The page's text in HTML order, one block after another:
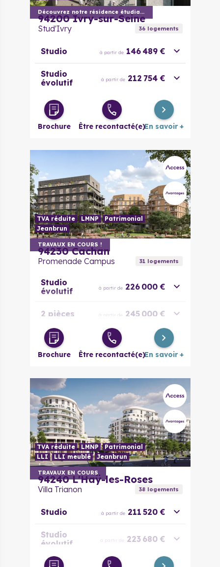
Découvrez notre résidence étudiante
94200 Ivry-sur-Seine
Stud'Ivry 36logements
Studio à partir de 146 489 €
Studio
évolutif
à partir de 212 754 €
Brochure Être recontacté(e)En savoir +
TRAVAUX EN COURS !
TVA réduite LMNP
Patrimonial
Jeanbrun
94230 Cachan
Promenade Campus 31logements
Studio
évolutif
à partir de 226 000 €
2 pièces à partir de 245 000 €
3 pièces à partir de 326 000 €
5 pièces 515 000 €
Brochure Être recontacté(e)En savoir +
TRAVAUX EN COURS
TVA réduite LMNP
Patrimonial
LLI
LLI meublé Jeanbrun
94240 L'Haÿ-les-Roses
Villa Trianon 38logements
Studio à partir de 211 520 €
Studio
évolutif
à partir de 223 680 €